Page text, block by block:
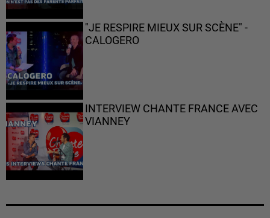
"JE RESPIRE MIEUX SUR SCÈNE" -
CALOGERO
INTERVIEW CHANTE FRANCE AVEC
VIANNEY